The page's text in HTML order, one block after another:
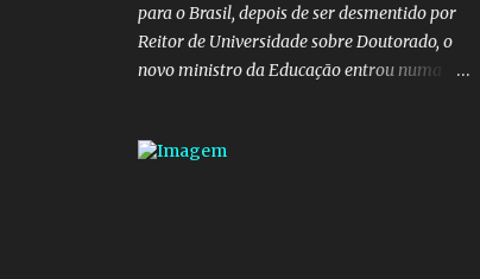
persistência do afeto através do tempo e do
espaço. YouTube YouTube YouTube
para o Brasil, depois de ser desmentido por
Reitor de Universidade sobre Doutorado, o
novo ministro da Educação entrou numa
para pasta, passou a ser vista como algo